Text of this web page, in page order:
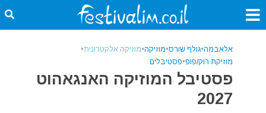
אלאבמה•גולף שורס•מוזיקה•מוזיקה אלקטרונית•
מוזיקת רוק/פופ•פסטיבלים
פסטיבל המוזיקה האנגאהוט
2027